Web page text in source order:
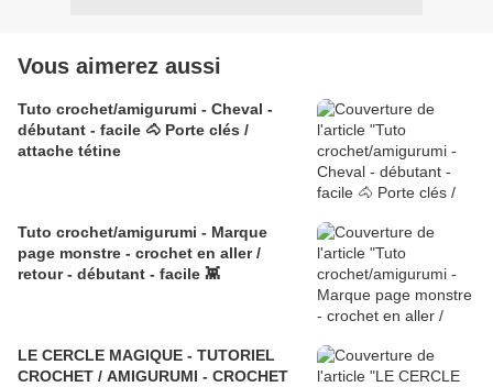
Vous aimerez aussi
Tuto crochet/amigurumi - Cheval -
débutant - facile 🐴 Porte clés /
attache tétine
Tuto crochet/amigurumi - Marque
page monstre - crochet en aller /
retour - débutant - facile 👾
LE CERCLE MAGIQUE - TUTORIEL
CROCHET / AMIGURUMI - CROCHET